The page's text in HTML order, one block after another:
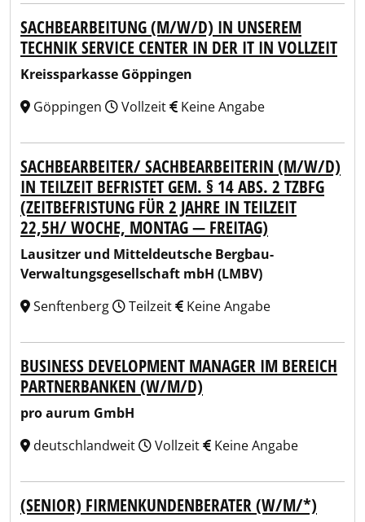
SACHBEARBEITUNG (M/W/D) IN UNSEREM
TECHNIK SERVICE CENTER IN DER IT IN VOLLZEIT
Kreissparkasse Göppingen
Göppingen
Vollzeit Keine Angabe
SACHBEARBEITER/ SACHBEARBEITERIN (M/W/D)
IN TEILZEIT BEFRISTET GEM. § 14 ABS. 2 TZBFG
(ZEITBEFRISTUNG FÜR 2 JAHRE IN TEILZEIT
22,5H/ WOCHE, MONTAG — FREITAG)
Lausitzer und Mitteldeutsche Bergbau-
Verwaltungsgesellschaft mbH (LMBV)
Senftenberg
Teilzeit Keine Angabe
BUSINESS DEVELOPMENT MANAGER IM BEREICH
PARTNERBANKEN (W/M/D)
pro aurum GmbH
deutschlandweit
Vollzeit Keine Angabe
(SENIOR) FIRMENKUNDENBERATER (W/M/*)